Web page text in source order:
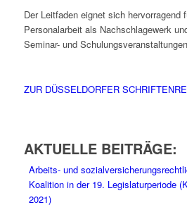
Der Leitfaden eignet sich hervorragend
Personalarbeit als Nachschlagewerk
Seminar- und
ZUR DÜSSELDORFER
AKTUELLE BEITRÄGE:
Arbeits- und
Koalition in der 19. Legislaturperiode
2021)